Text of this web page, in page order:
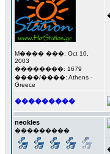
M���� ���: Oct 10,
2003
��������: 1679
����/����: Athens -
Greece
���������
neokles
���������